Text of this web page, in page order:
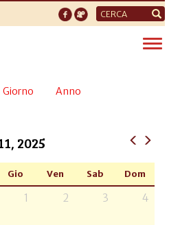
Form
di
ricerca
Giorno Anno
2025
Gio Ven Sab Dom
1 2 3 4